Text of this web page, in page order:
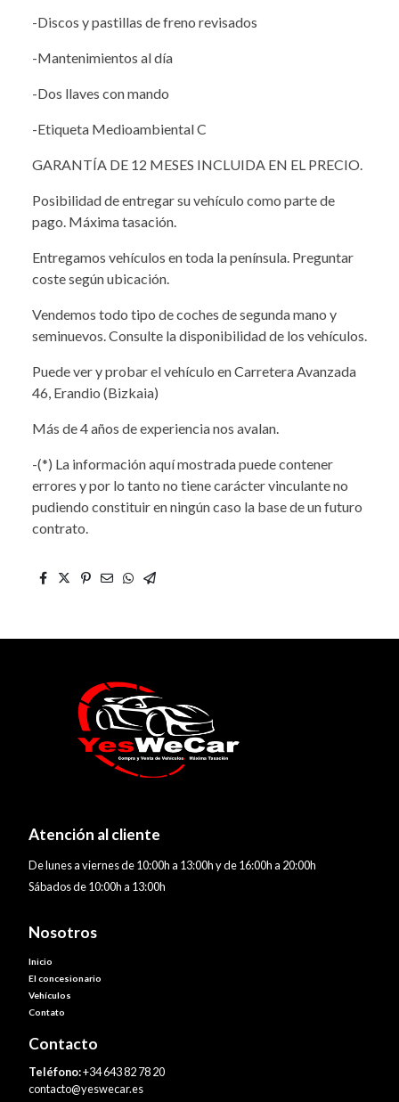
-Discos y pastillas de freno revisados
-Mantenimientos al día
-Dos llaves con mando
-Etiqueta Medioambiental C
GARANTÍA DE 12 MESES INCLUIDA EN EL PRECIO.
Posibilidad de entregar su vehículo como parte de
pago. Máxima tasación.
Entregamos vehículos en toda la península. Preguntar
coste según ubicación.
Vendemos todo tipo de coches de segunda mano y
seminuevos. Consulte la disponibilidad de los vehículos.
Puede ver y probar el vehículo en Carretera Avanzada
46, Erandio (Bizkaia)
Más de 4 años de experiencia nos avalan.
-(*) La información aquí mostrada puede contener
errores y por lo tanto no tiene carácter vinculante no
pudiendo constituir en ningún caso la base de un futuro
contrato.
Atención al cliente
De lunes a viernes de 10:00h a 13:00h y de 16:00h a 20:00h
Sábados de 10:00h a 13:00h
Nosotros
Inicio
El concesionario
Vehículos
Contato
Contacto
Teléfono:+34 643 82 78 20
contacto@yeswecar.es